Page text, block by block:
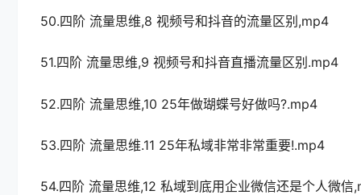
50.四阶 流量思维,8 视频号和抖音的流量区别,mp4
51.四阶 流量思维,9 视频号和抖音直播流量区别.mp4
52.四阶 流量思维,10 25年做瑚蝶号好做吗?.mp4
53.四阶 流量思维.11 25年私域非常非常重要!.mp4
54.四阶 流量思维,12 私域到底用企业微信还是个人微信